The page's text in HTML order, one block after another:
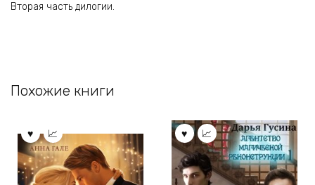
Вторая часть дилогии.
Похожие книги